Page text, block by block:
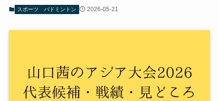
スポーツ バドミントン 2026-05-21